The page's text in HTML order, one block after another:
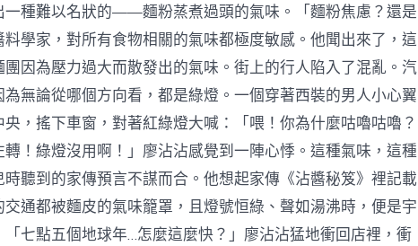
一種難以名狀的——麵粉蒸煮過頭的氣味。「麵粉焦慮？還是
學家，對所有食物相關的氣味都極度敏感。他聞出來了，這
因為壓力過大而散發出的氣味。街上的行人陷入了混亂。汽
無論從哪個方向看，都是綠燈。一個穿著西裝的男人小心翼
，搖下車窗，對著紅綠燈大喊：「喂！你為什麼咕嚕咕嚕？
！綠燈沒用啊！」廖沾沾感覺到一陣心悸。這種氣味，這種
聽到的家傳預言不謀而合。他想起家傳《沾醬秘笈》裡記載
通都被麵皮的氣味籠罩，且燈號恒綠、聲如湯沸時，便是宇
七點五個地球年…怎麼這麼快？」廖沾沾猛地衝回店裡，衝